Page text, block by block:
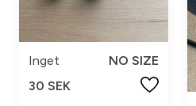
Inget
NO SIZE
30 SEK